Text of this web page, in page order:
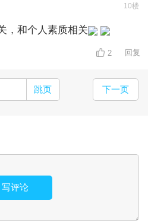
10楼
，和个人素质相关
2 回复
跳页 下一页
写评论